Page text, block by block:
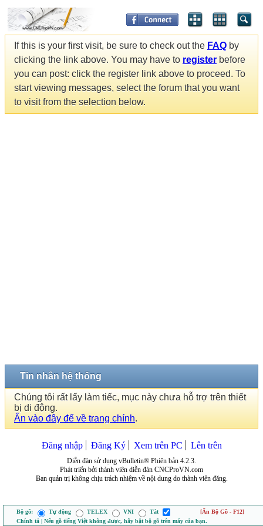
If this is your first visit, be sure to check out the FAQ by
clicking the link above. You may have to register before
you can post: click the register link above to proceed. To
start viewing messages, select the forum that you want
to visit from the selection below.
Tin nhắn hệ thống
Chúng tôi rất lấy làm tiếc, mục này chưa hỗ trợ trên thiết
bị di động.
Ấn vào đây để về trang chính.
Đăng nhập Đăng Ký Xem trên PC Lên trên
Diễn đàn sử dụng vBulletin® Phiên bản 4.2.3.
Phát triển bởi thành viên diễn đàn CNCProVN.com
Ban quản trị không chịu trách nhiệm về nội dung do thành viên đăng.
Bộ gõ: Tự động TELEX VNI Tắt
[Ẩn Bộ Gõ - F12]
Chính tả | Nếu gõ tiếng Việt không được, hãy bật bộ gõ trên máy của bạn.